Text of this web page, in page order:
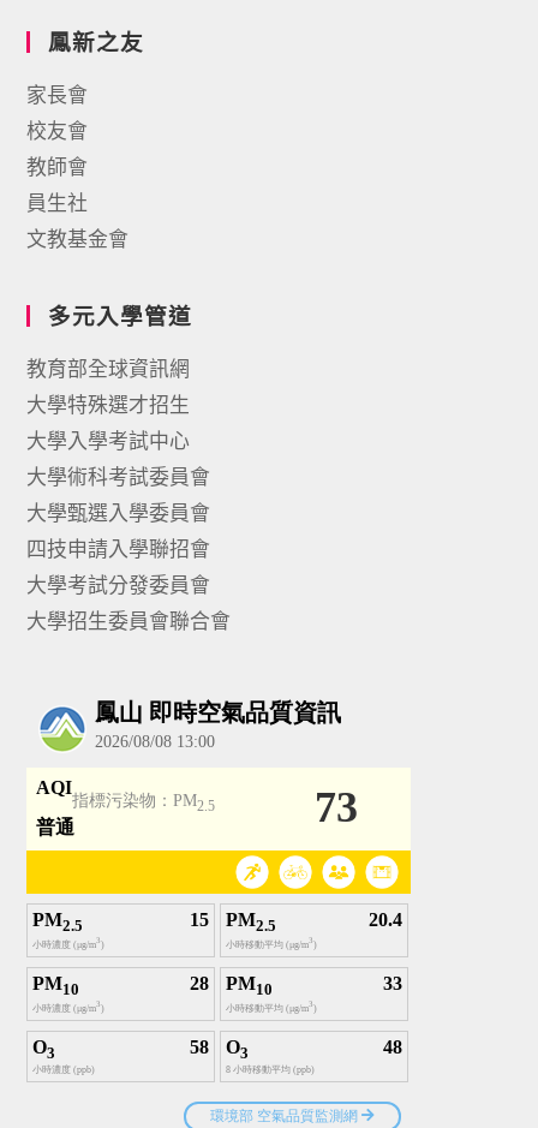
鳳新之友
家長會
校友會
教師會
員生社
文教基金會
多元入學管道
教育部全球資訊網
大學特殊選才招生
大學入學考試中心
大學術科考試委員會
大學甄選入學委員會
四技申請入學聯招會
大學考試分發委員會
大學招生委員會聯合會